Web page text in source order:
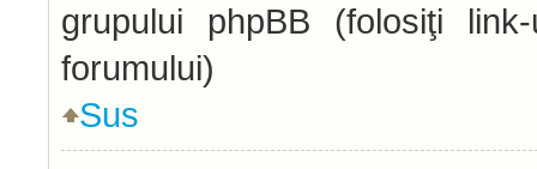
grupului phpBB (folosiţi
forumului)
Sus